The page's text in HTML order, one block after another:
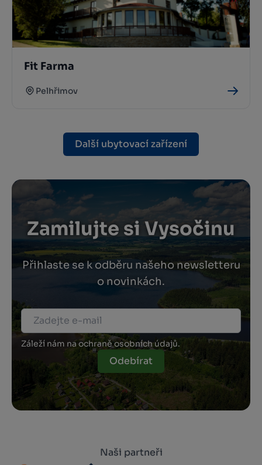
Fit Farma
Pelhřimov
Další ubytovací zařízení
Zamilujte si Vysočinu
Přihlaste se k odběru našeho newsletteru
o novinkách.
Záleží nám na ochraně osobních údajů.
Odebírat
Naši partneři